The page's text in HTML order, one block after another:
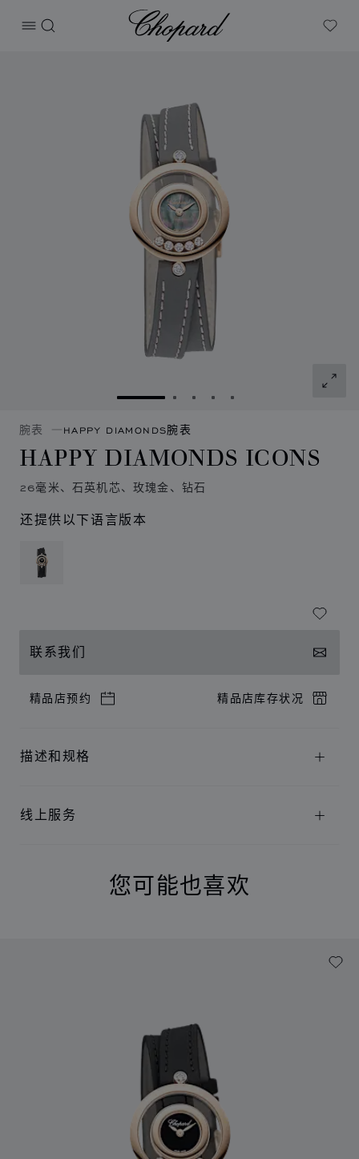
打开菜单
搜索
Chopard
My
转到幻灯片 1转到幻灯片 2
转到幻灯片 3
转到幻灯片 4
转到幻灯片 5
腕表 HAPPY DIAMONDS腕表
HAPPY DIAMONDS ICONS
26毫米、石英机芯、玫瑰金、钻石
还提供以下语言版本
联系我们
精品店预约 精品店库存状况
描述和规格
线上服务
您可能也喜欢